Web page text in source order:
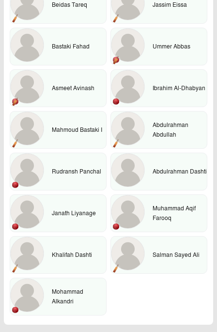
Beidas Tareq Jassim Eissa
Bastaki Fahad Ummer Abbas
Asmeet Avinash Ibrahim Al-Dhabyan
Mahmoud Bastaki I
Abdulrahman
Abdullah
Rudransh Panchal Abdulrahman Dashti
Janath Liyanage
Muhammad Aqif
Farooq
Khalifah Dashti Salman Sayed Ali
Mohammad
Alkandri